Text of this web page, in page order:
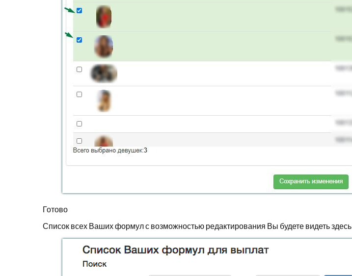
Готово
Список всех Ваших формул с возможностью редактирования Вы будете видеть здесь